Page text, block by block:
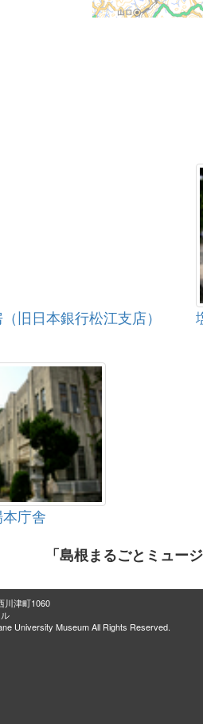
旧日本銀行松江支店）
庁舎
「島根まるごとミュー
川津町1060
University Museum All Rights Reserved.